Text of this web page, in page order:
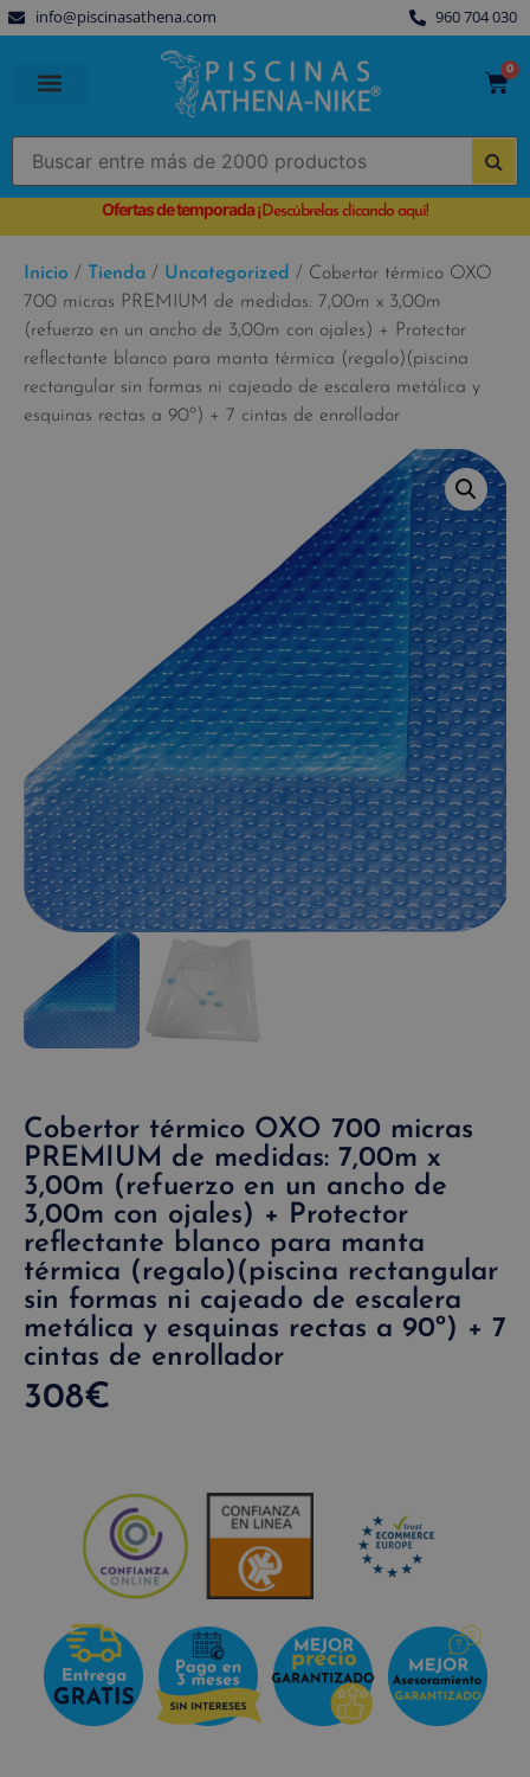
info@piscinasathena.com 960 704 030
0
Ofertas de temporada¡Descúbrelas clicando aquí!
Inicio / Tienda / Uncategorized / Cobertor térmico OXO
700 micras PREMIUM de medidas: 7,00m x 3,00m
(refuerzo en un ancho de 3,00m con ojales) + Protector
reflectante blanco para manta térmica (regalo)(piscina
rectangular sin formas ni cajeado de escalera metálica y
esquinas rectas a 90º) + 7 cintas de enrollador
Cobertor térmico OXO 700 micras
PREMIUM de medidas: 7,00m x
3,00m (refuerzo en un ancho de
3,00m con ojales) + Protector
reflectante blanco para manta
térmica (regalo)(piscina rectangular
sin formas ni cajeado de escalera
metálica y esquinas rectas a 90º) + 7
cintas de enrollador
308€